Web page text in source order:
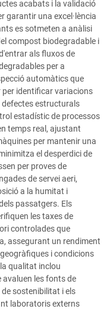
acabats i la validació
garantir una excel·lència
es sotmeten a anàlisi
compost biodegradable i
als fluxos de
per a
automàtics que
per identificar variacions
estructurals
estadístic de processos
temps real, ajustant
per mantenir una
el desperdici de
per proves de
de servei aeri,
a la humitat i
passatgers. Els
les taxes de
controlades que
assegurant un rendiment
i condicions
qualitat inclou
les fonts de
sostenibilitat i els
laboratoris externs